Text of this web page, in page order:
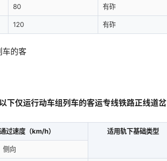
80 有砟
120 有砟
车的客
下仅运行动车组列车的客运专线铁路正线道岔
过速度（km/h） 适用轨下基础类型
侧向